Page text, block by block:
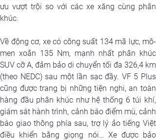
ưu vượt trội so với các xe xăng cùng phân
khúc.
Về động cơ, xe có công suất 134 mã lực, mô-
men xoắn 135 Nm, mạnh nhất phân khúc
SUV cỡ A, đảm bảo di chuyển tối đa 326,4 km
(theo NEDC) sau một lần sạc đầy. VF 5 Plus
cũng được trang bị những tiện nghi, an toàn
hàng đầu phân khúc như hệ thống 6 túi khí,
giám sát hành trình, cảnh báo điểm mù, cảnh
báo giao thông phía sau, trợ lý ảo tiếng Việt
điều khiển bằng giọng nói… Xe được bảo